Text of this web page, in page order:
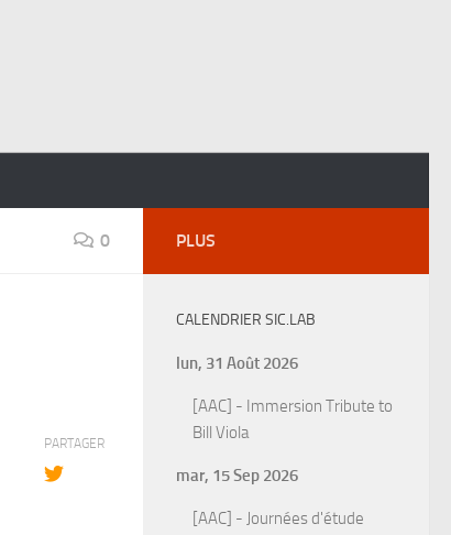
0
PARTAGER
PLUS
CALENDRIER SIC.LAB
lun, 31 Août 2026
[AAC] - Immersion Tribute to
Bill Viola
mar, 15 Sep 2026
[AAC] - Journées d'étude